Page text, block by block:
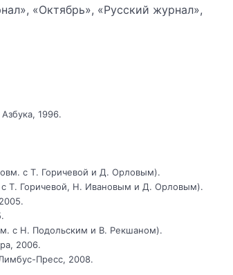
«Октябрь», «Русский журнал»,
1996.
с Т. Горичевой и Д. Орловым).
Т. Горичевой, Н. Ивановым и Д. Орловым).
с Н. Подольским и В. Рекшаном).
2006.
Пресс, 2008.